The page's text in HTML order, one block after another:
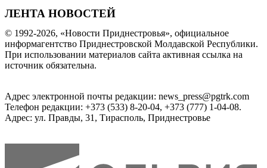
ЛЕНТА НОВОСТЕЙ
© 1992-2026, «Новости Приднестровья», официальное
информагентство Приднестровской Молдавской Республики.
При использовании материалов сайта активная ссылка на
источник обязательна.
Адрес электронной почты редакции: news_press@pgtrk.com
Телефон редакции: +373 (533) 8-20-04, +373 (777) 1-04-08.
Адрес: ул. Правды, 31, Тирасполь, Приднестровье